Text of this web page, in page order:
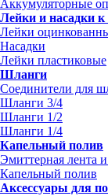
Аккумуляторные
Лейки и насадки
Лейки
Насадки
Лейки пластиковые
Шланги
Соединители для
Шланги 3/4
Шланги 1/2
Шланги 1/4
Капельный полив
Эмиттерная лента
Капельный полив
Аксессуары для